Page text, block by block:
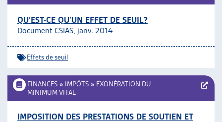
QU’EST-CE QU’UN EFFET DE SEUIL?
Document CSIAS, janv. 2014
Effets de seuil
FINANCES » IMPÔTS » EXONÉRATION DU
MINIMUM VITAL
IMPOSITION DES PRESTATIONS DE SOUTIEN ET